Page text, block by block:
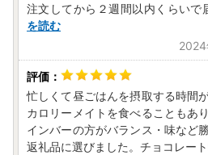
注文してから２週間以内くらいで
を読む
忙しくて昼ごはんを摂取する時間
カロリーメイトを食べることもあ
インバーの方がバランス・味など
返礼品に選びました。チョコレー